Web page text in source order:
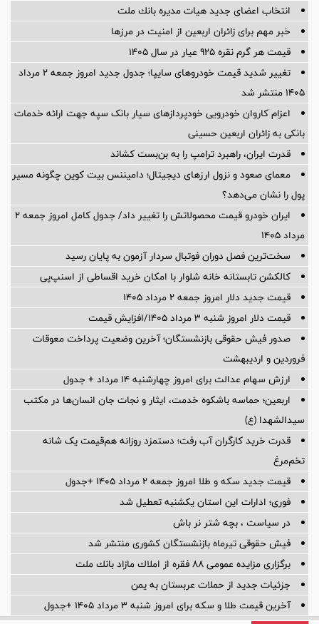
انتخاب اعضای جدید هیات مدیره بانك ملت
خبر مهم برای زائران اربعین از امنیت در مرزها
قیمت هر گرم نقره ۹۲۵ عیار در سال ۱۴۰۵
تغییر شدید قیمت خودروهای سایپا؛ جدول جدید امروز جمعه ۲ مرداد
۱۴۰۵ منتشر شد
اعزام کاروان خودرویی خودپردازهای سیار بانک سپه جهت ارائه خدمات
بانکی به زائران اربعین حسینی
قدرت ایران، راهبرد ترامپ را به بن‌بست کشاند
معمای صعود و نزول ارزهای دیجیتال؛ دامیننس بیت کوین چگونه مسیر
پول را نشان می‌دهد؟
ایران خودرو قیمت‌ محصولاتش را تغییر داد/ جدول کامل امروز جمعه ۲
مرداد ۱۴۰۵
سخت‌ترین فصل دوران فوتبال سردار آزمون به پایان رسید
کالکشن تابستانه خانه شلوار با امکان خرید اقساطی از اسنپ‌پی
قیمت جدید دلار امروز جمعه ۲ مرداد ۱۴۰۵
قیمت دلار امروز شنبه ۳ مرداد ۱۴۰۵/افزایش قیمت
صدور فیش حقوقی بازنشستگان؛ آخرین وضعیت پرداخت معوقات
فروردین و اردیبهشت
ارزش سهام عدالت برای امروز چهارشنبه ۱۴ مرداد + جدول
اربعین؛ حماسه باشکوه خدمت، ایثار و نجات جان انسان‌ها در مکتب
سیدالشهدا (ع)
قدرت خرید کارگران آب رفت؛ دستمزد روزانه هم‌قیمت یک شانه
تخم‌مرغ
قیمت جدید سکه و طلا امروز جمعه ۲ مرداد ۱۴۰۵ +جدول
فوری؛ ادارات این استان یکشنبه تعطیل شد
در سیاست ، بچه شتر نر باش
فیش حقوقی تیرماه بازنشستگان کشوری منتشر شد
برگزاری مزایده عمومی 88 فقره از املاك مازاد بانك ملت
جزئیات جدید از حملات عربستان به یمن
آخرین قیمت طلا و سکه برای امروز شنبه ۳ مرداد ۱۴۰۵ +جدول